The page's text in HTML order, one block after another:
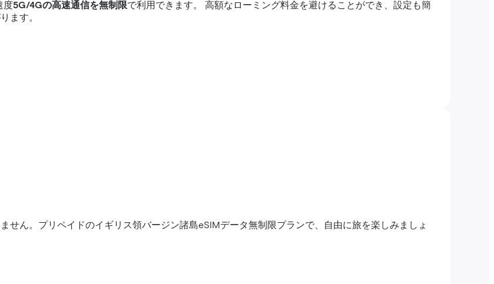
度5G/4Gの高速通信を無制限で利用できます。 高額なローミング料金を避けることができ、設定も簡
ます。
せん。プリペイドのイギリス領バージン諸島eSIMデータ無制限プランで、自由に旅を楽しみましょ